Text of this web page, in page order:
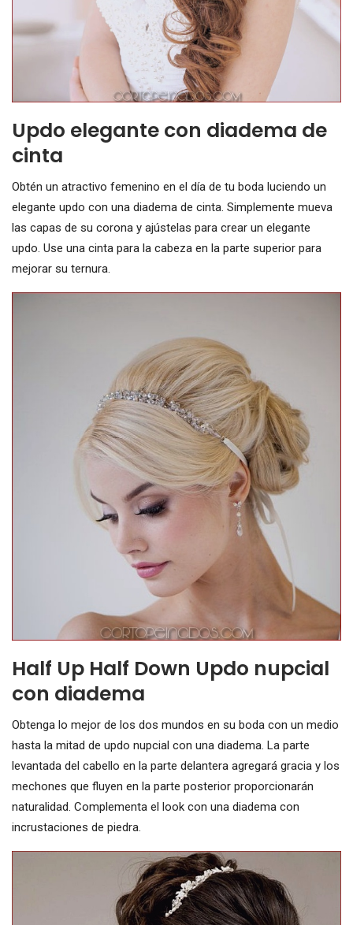
Updo elegante con diadema de
cinta
Obtén un atractivo femenino en el día de tu boda luciendo un
elegante updo con una diadema de cinta. Simplemente mueva
las capas de su corona y ajústelas para crear un elegante
updo. Use una cinta para la cabeza en la parte superior para
mejorar su ternura.
Half Up Half Down Updo nupcial
con diadema
Obtenga lo mejor de los dos mundos en su boda con un medio
hasta la mitad de updo nupcial con una diadema. La parte
levantada del cabello en la parte delantera agregará gracia y los
mechones que fluyen en la parte posterior proporcionarán
naturalidad. Complementa el look con una diadema con
incrustaciones de piedra.